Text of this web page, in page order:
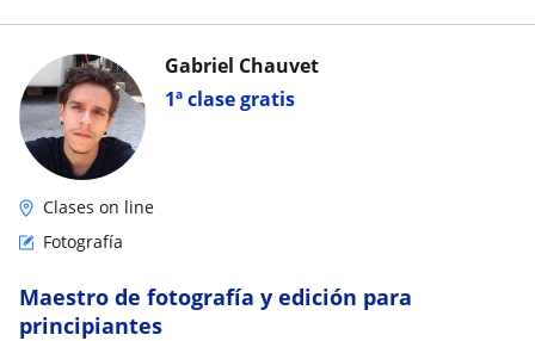
1ª clase gratis
Gabriel Chauvet
Clases on line
Fotografía
Maestro de fotografía y edición para
principiantes